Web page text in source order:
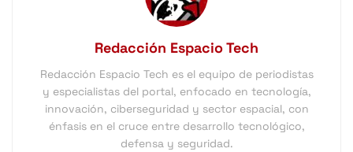
Redacción Espacio Tech
Redacción Espacio Tech es el equipo de periodistas
y especialistas del portal, enfocado en tecnología,
innovación, ciberseguridad y sector espacial, con
énfasis en el cruce entre desarrollo tecnológico,
defensa y seguridad.